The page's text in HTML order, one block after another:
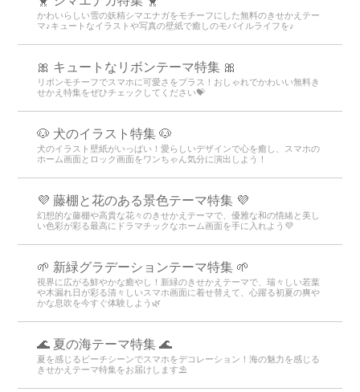
かわいらしい雪の妖精シマエナガをモチーフにした無料のきせかえテー
マ♪キュートなイラストや写真の壁紙で癒しのモバイルライフを♪
🎀 キュートなリボンテーマ特集 🎀
リボンモチーフでスマホに可愛さをプラス！おしゃれでかわいい無料き
せかえ特集をぜひチェックしてください💝
🐶 犬のイラスト特集 🐶
犬のイラスト壁紙がいっぱい！愛らしいデザインで心を癒し、スマホの
ホーム画面とロック画面をワンちゃん気分に演出しよう！
💜 藤棚と花のある景色テーマ特集 💜
幻想的な藤棚や高貴な花々のきせかえテーマで、優雅な和の情緒と美し
い色彩が彩る最高にドラマチックなホーム画面を手に入れよう💜
🌱 新緑グラデーションテーマ特集 🌱
視界に広がる鮮やかな癒やし！新緑のきせかえテーマで、瑞々しい若葉
や木漏れ日が彩る清々しいスマホ画面に着せ替えて、心躍る初夏の爽や
かな息吹を今すぐ体験しよう🌿
🌊 夏の海テーマ特集 🌊
夏を感じるビーチシーンでスマホをデコレーション！海の魅力を感じる
きせかえテーマ特集をお届けします⛱️